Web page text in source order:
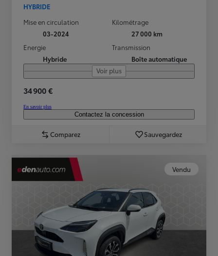
HYBRIDE
Mise en circulation
03-2024
Kilométrage
27 000 km
Energie
Hybride
Transmission
Boîte automatique
Voir plus
34 900 €
En savoir plus
Contactez la concession
Comparez Sauvegardez
Vendu